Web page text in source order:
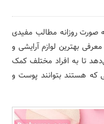
سازمان‌ها
و
روابط
عمومی‌ها
کسب و کار و خرده فروشی
صنایع غذایی و کشاورزی
کار و استخدام
محیط زیست
تبلیغات و روابط عمومی
صنایع دستی
صورت روزانه مطالب مفیدی
بهترین لوازم آرایشی و
تا به افراد مختلف کمک
که هستند بتوانند پوست و